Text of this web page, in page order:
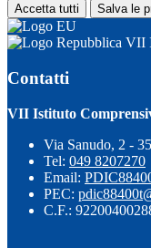
Accetta tutti Salva le
VII
Contatti
VII Istituto
Via Sanudo, 2 -
Tel: 049 8207270
Email:
PEC:
C.F.: